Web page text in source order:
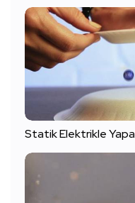
Statik Elektrikle